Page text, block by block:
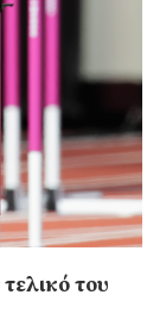
του